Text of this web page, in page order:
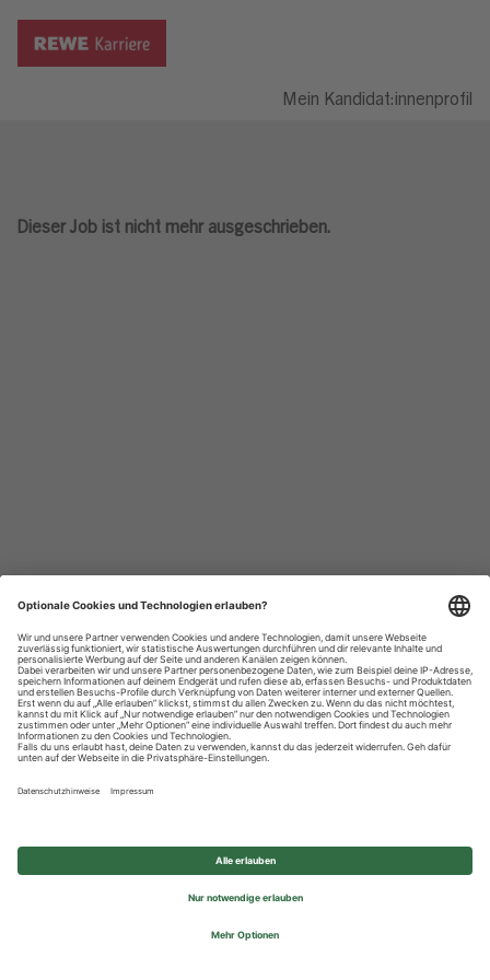
Mein Kandidat:innenprofil
Dieser Job ist nicht mehr ausgeschrieben.
Datenschutzhinweise
Impressum
Privatsphäre-Einstellungen
© 2026 REWE Group - All rights reserved